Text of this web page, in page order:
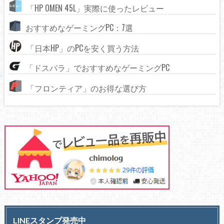
「HP OMEN 45L」実際に使ったレビュー
おすすめなゲーミングPC：7選
「日本HP」のPCを安く買う方法
「ドスパラ」でおすすめなゲーミングPC
「フロンティア」のお得な選び方
LINEスタンプ発売中